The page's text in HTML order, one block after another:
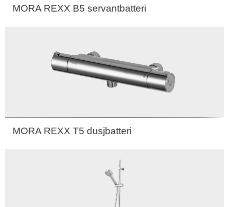
MORA REXX B5 servantbatteri
MORA REXX T5 dusjbatteri